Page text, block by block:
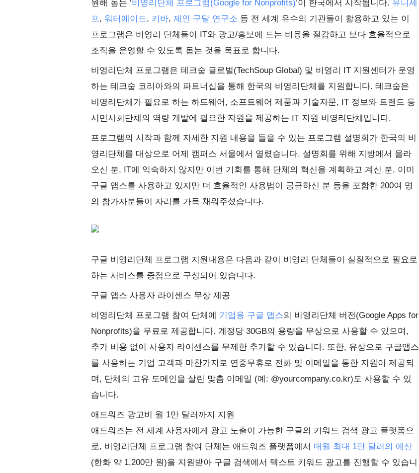
원해 돕는 ‘비영리단체 프로그램(Google for Nonprofits)’이 한국에서 시작됩니다. 유니세
프, 워터에이드, 키바, 제인 구달 연구소 등 전 세계 유수의 기관들이 활용하고 있는 이
프로그램은 비영리 단체들이 IT와 광고/홍보에 드는 비용을 절감하고 보다 효율적으로
조직을 운영할 수 있도록 돕는 것을 목표로 합니다.
비영리단체 프로그램은 테크숩 글로벌(TechSoup Global) 및 비영리 IT 지원센터가 운영
하는 테크숩 코리아와의 파트너십을 통해 한국의 비영리단체를 지원합니다. 테크숩은
비영리단체가 필요로 하는 하드웨어, 소프트웨어 제품과 기술자문, IT 정보와 트렌드 등
시민사회단체의 역량 개발에 필요한 자원을 제공하는 IT 지원 비영리단체입니다.
프로그램의 시작과 함께 자세한 지원 내용을 들을 수 있는 프로그램 설명회가 한국의 비
영리단체를 대상으로 어제 캠퍼스 서울에서 열렸습니다. 설명회를 위해 지방에서 올라
오신 분, IT에 익숙하지 않지만 이번 기회를 통해 단체의 혁신을 계획하고 계신 분, 이미
구글 앱스를 사용하고 있지만 더 효율적인 사용법이 궁금하신 분 등을 포함한 200여 명
의 참가자분들이 자리를 가득 채워주셨습니다.
구글 비영리단체 프로그램 지원내용은 다음과 같이 비영리 단체들이 실질적으로 필요로
하는 서비스를 중점으로 구성되어 있습니다.
구글 앱스 사용자 라이센스 무상 제공
비영리단체 프로그램 참여 단체에 기업용 구글 앱스의 비영리단체 버전(Google Apps for
Nonprofits)을 무료로 제공합니다. 계정당 30GB의 용량을 무상으로 사용할 수 있으며,
추가 비용 없이 사용자 라이센스를 무제한 추가할 수 있습니다. 또한, 유상으로 구글앱스
를 사용하는 기업 고객과 마찬가지로 연중무휴로 전화 및 이메일을 통한 지원이 제공되
며, 단체의 고유 도메인을 살린 맞춤 이메일 (예: @yourcompany.co.kr)도 사용할 수 있
습니다.
애드워즈 광고비 월 1만 달러까지 지원
애드워즈는 전 세계 사용자에게 광고 노출이 가능한 구글의 키워드 검색 광고 플랫폼으
로, 비영리단체 프로그램 참여 단체는 애드워즈 플랫폼에서 매월 최대 1만 달러의 예산
(한화 약 1,200만 원)을 지원받아 구글 검색에서 텍스트 키워드 광고를 진행할 수 있습니